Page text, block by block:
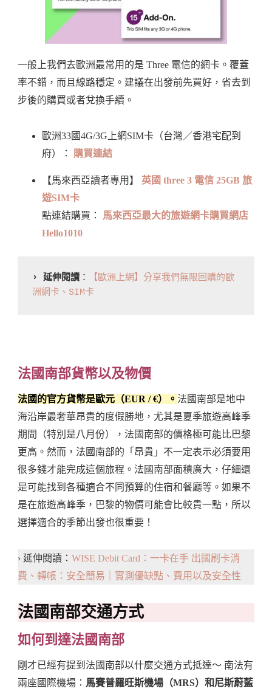
一般上我們去歐洲最常用的是 Three 電信的網卡。覆蓋
率不錯，而且線路穩定。建議在出發前先買好，省去到
步後的購買或者兌換手續。
歐洲33國4G/3G上網SIM卡（台灣／香港宅配到
府）： 購買連結
【馬來西亞讀者專用】 英國 three 3 電信 25GB 旅
遊SIM卡
點連結購買：
馬來西亞最大的旅遊網卡購買網店
Hello1010
› 延伸閱讀 ：
【歐洲上網】分享我們無限回購的歐
洲網卡、SIM卡
法國南部貨幣以及物價
法國的官方貨幣是歐元（EUR / €）。 法國南部是地中
海沿岸最奢華昂貴的度假勝地，尤其是夏季旅遊高峰季
期間（特別是八月份），法國南部的價格極可能比巴黎
更高。然而，法國南部的「昂貴」不一定表示必須要用
很多錢才能完成這個旅程。法國南部面積廣大，仔細還
是可能找到各種適合不同預算的住宿和餐廳等。如果不
是在旅遊高峰季，巴黎的物價可能會比較貴一點，所以
選擇適合的季節出發也很重要！
› 延伸閱讀： WISE Debit Card：一卡在手 出國刷卡消
費、轉帳：安全簡易｜實測優缺點、費用以及安全性
法國南部交通方式
如何到達法國南部
剛才已經有提到法國南部以什麼交通方式抵達～ 南法有
兩座國際機場： 馬賽普羅旺斯機場（MRS）和尼斯蔚藍